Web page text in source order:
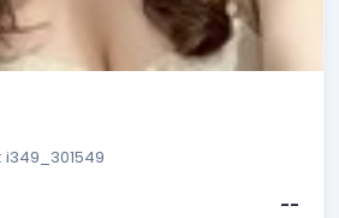
i349_301549
--